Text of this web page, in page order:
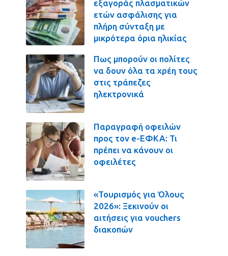
εξαγοράς πλασματικών
ετών ασφάλισης για
πλήρη σύνταξη με
μικρότερα όρια ηλικίας
Πως μπορούν οι πολίτες
να δουν όλα τα χρέη τους
στις τράπεζες
ηλεκτρονικά
Παραγραφή οφειλών
προς τον e-ΕΦΚΑ: Τι
πρέπει να κάνουν οι
οφειλέτες
«Τουρισμός για Όλους
2026»: Ξεκινούν οι
αιτήσεις για vouchers
διακοπών